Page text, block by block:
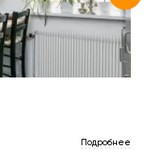
Подробнее